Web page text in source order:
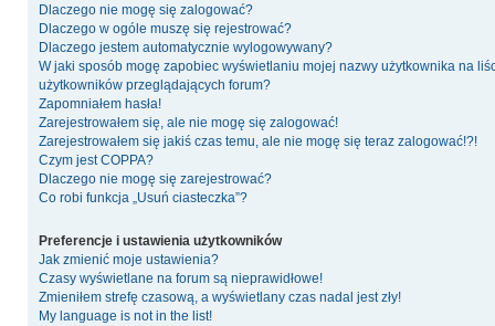
Dlaczego nie mogę się zalogować?
Dlaczego w ogóle muszę się rejestrować?
Dlaczego jestem automatycznie wylogowywany?
W jaki sposób mogę zapobiec wyświetlaniu mojej nazwy użytkownika na
użytkowników przeglądających forum?
Zapomniałem hasła!
Zarejestrowałem się, ale nie mogę się zalogować!
Zarejestrowałem się jakiś czas temu, ale nie mogę się teraz zalogować!?!
Czym jest COPPA?
Dlaczego nie mogę się zarejestrować?
Co robi funkcja „Usuń ciasteczka”?
Preferencje i ustawienia użytkowników
Jak zmienić moje ustawienia?
Czasy wyświetlane na forum są nieprawidłowe!
Zmieniłem strefę czasową, a wyświetlany czas nadal jest zły!
My language is not in the list!